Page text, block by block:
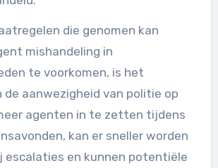
die genomen kan
mishandeling in
te voorkomen, is het
de aanwezigheid van politie op
agenten in te zetten tijdens
kan er sneller worden
escalaties en kunnen potentiële